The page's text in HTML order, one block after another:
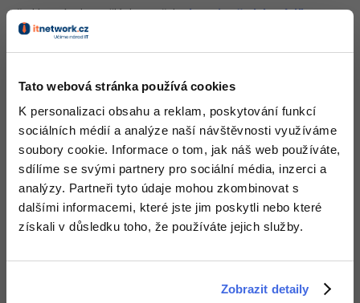
Tato webová stránka používá cookies
K personalizaci obsahu a reklam, poskytování funkcí
sociálních médií a analýze naší návštěvnosti využíváme
soubory cookie. Informace o tom, jak náš web používáte,
sdílíme se svými partnery pro sociální média, inzerci a
analýzy. Partneři tyto údaje mohou zkombinovat s
dalšími informacemi, které jste jim poskytli nebo které
získali v důsledku toho, že používáte jejich služby.
Zobrazit detaily
SEO
Business
Kryptoměny -25%
Copywriting -30%
MS Office -80%
Google Dokumenty
Adobe XD
Adobe After Effects
Blender -80%
Inkscape
Fotografování -80%
Video
Před koupí tohoto článku je třebakoupit předchozí díl
Obsah článku spadá pod licenci
sesmluvními podmínkami.
Co od nás v dalších lekcích dostaneš?
Přístup k jednotlivým lekcím dle způsobu pořízení.
Kvalitní znalostiv oblasti IT.
Dovednosti, které ti pomohou získat vysněnou a
dobře placenou práci.